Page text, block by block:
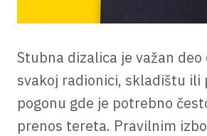
Stubna dizalica je važan deo
svakoj radionici, skladištu ili
pogonu gde je potrebno
prenos tereta. Pravilnim